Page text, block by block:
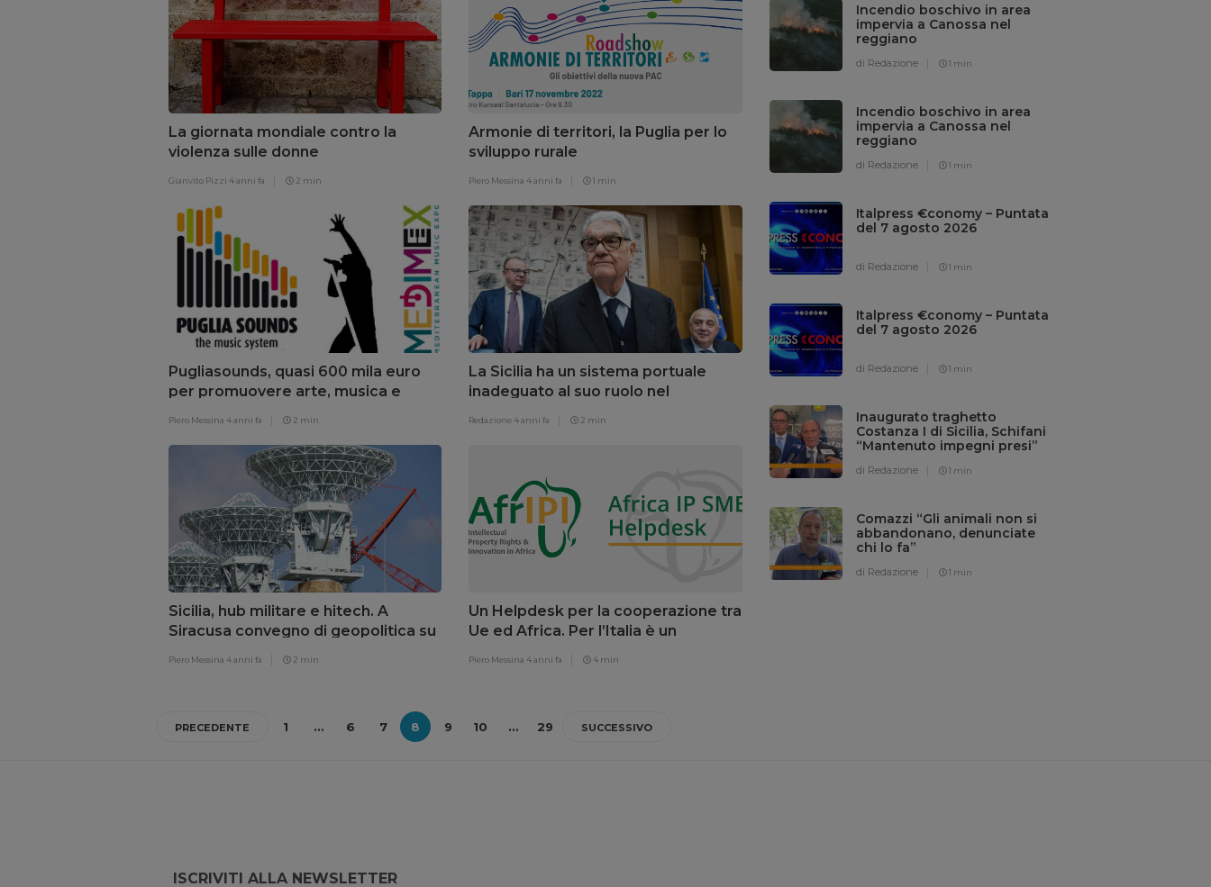
La giornata mondiale contro la
violenza sulle donne
Gianvito Pizzi 4 anni fa 2 min
Armonie di territori, la Puglia per lo
sviluppo rurale
Piero Messina 4 anni fa 1 min
Pugliasounds, quasi 600 mila euro
per promuovere arte, musica e
Piero Messina 4 anni fa 2 min
La Sicilia ha un sistema portuale
inadeguato al suo ruolo nel
Redazione 4 anni fa 2 min
Sicilia, hub militare e hitech. A
Siracusa convegno di geopolitica su
Piero Messina 4 anni fa 2 min
Un Helpdesk per la cooperazione tra
Ue ed Africa. Per l’Italia è un
Piero Messina 4 anni fa 4 min
PRECEDENTE 1 … 6 7 8 9 10 … 29 SUCCESSIVO
Incendio boschivo in area
impervia a Canossa nel
reggiano
di Redazione 1 min
Incendio boschivo in area
impervia a Canossa nel
reggiano
di Redazione 1 min
Italpress €conomy – Puntata
del 7 agosto 2026
di Redazione 1 min
Italpress €conomy – Puntata
del 7 agosto 2026
di Redazione 1 min
Inaugurato traghetto
Costanza I di Sicilia, Schifani
“Mantenuto impegni presi”
di Redazione 1 min
Comazzi “Gli animali non si
abbandonano, denunciate
chi lo fa”
di Redazione 1 min
ISCRIVITI ALLA NEWSLETTER